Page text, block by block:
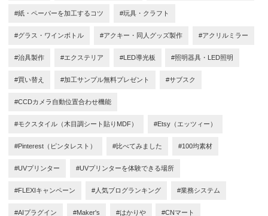
#紙・ペーパーを加工するコツ #玩具・クラフト
#グラス・ワインボトル #アクキー・同人グッズ製作 #アクリルミラー
#治具製作 #エクステリア #LED導光板 #照明器具・LED照明
#買い替え #加工サンプル無料プレゼント #サブスク
#CCDカメラ自動位置合わせ機能
#モクスタイル（木目調シート貼りMDF） #Etsy（エッツィー）
#Pinterest（ピンタレスト） #比べてみました #100均素材
#UVプリンター #UVプリンターを体験できる場所
#FLEXIキャンペーン #人気ブログランキング #業務システム
#AIプラグイン #Maker's #はかりや #CNマート